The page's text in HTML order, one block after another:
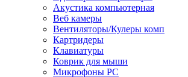
Акустика компьютерная
Веб камеры
Вентиляторы/Кулеры комп
Картридеры
Клавиатуры
Коврик для мыши
Микрофоны PC